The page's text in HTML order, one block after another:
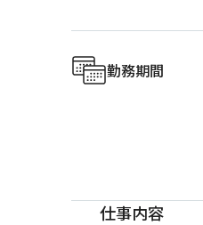
勤務期間
仕事内容